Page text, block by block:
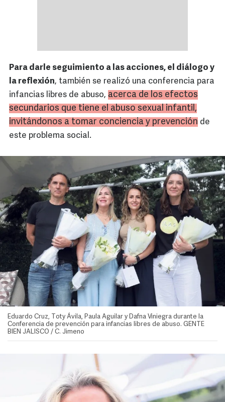
Para darle seguimiento a las acciones, el diálogo y
la reflexión, también se realizó una conferencia para
infancias libres de abuso, acerca de los efectos
secundarios que tiene el abuso sexual infantil,
invitándonos a tomar conciencia y prevención de
este problema social.
Eduardo Cruz, Toty Ávila, Paula Aguilar y Dafna Viniegra durante la
Conferencia de prevención para infancias libres de abuso. GENTE
BIEN JALISCO / C. Jimeno